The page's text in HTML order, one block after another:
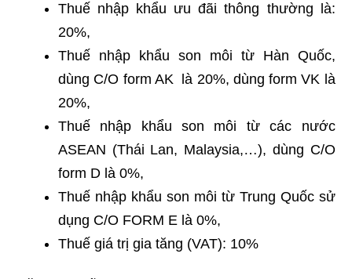
Thuế nhập khẩu ưu đãi thông thường là:
20%,
Thuế nhập khẩu son môi từ Hàn Quốc,
dùng C/O form AK là 20%, dùng form VK là
20%,
Thuế nhập khẩu son môi từ các nước
ASEAN (Thái Lan, Malaysia,…), dùng C/O
form D là 0%,
Thuế nhập khẩu son môi từ Trung Quốc sử
dụng C/O FORM E là 0%,
Thuế giá trị gia tăng (VAT): 10%